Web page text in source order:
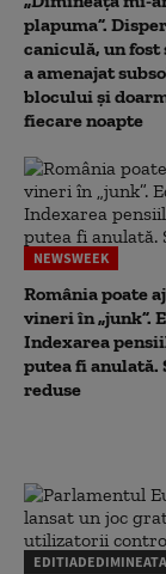
plapuma”.
caniculă, un
a amenajat
blocului și
fiecare noapte
NEWSWEEK
România poate
vineri în „junk”.
Indexarea
putea fi anulată.
reduse